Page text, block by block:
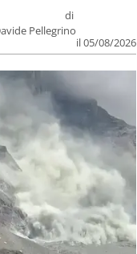
di
Pellegrino
il 05/08/2026